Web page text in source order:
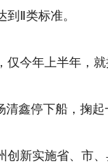
Ⅱ类标准。
年上半年，就
鑫停下船，掬起
新实施省、市、